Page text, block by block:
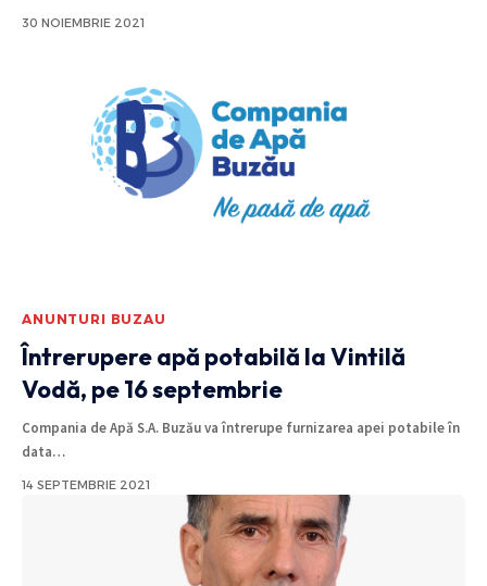
30 NOIEMBRIE 2021
ANUNTURI BUZAU
Întrerupere apă potabilă la Vintilă
Vodă, pe 16 septembrie
Compania de Apă S.A. Buzău va întrerupe furnizarea apei potabile în
data…
14 SEPTEMBRIE 2021